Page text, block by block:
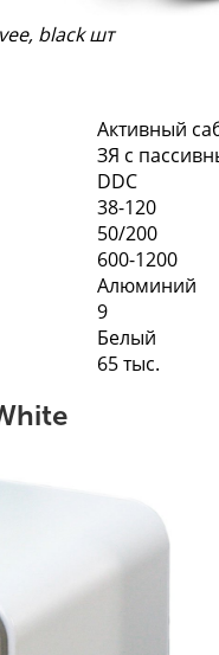
black шт
Активный
ЗЯ с
DDC
38-120
50/200
600-1200
Алюминий
9
Белый
65 тыс.